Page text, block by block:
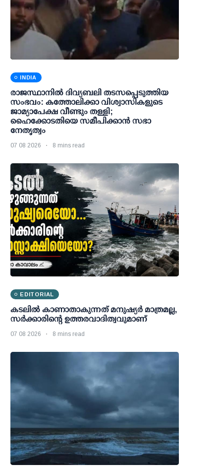
INDIA
രാജസ്ഥാനിൽ ദിവ്യബലി തടസപ്പെടുത്തിയ
സംഭവം: കത്തോലിക്കാ വിശ്വാസികളുടെ
ജാമ്യാപേക്ഷ വീണ്ടും തള്ളി;
ഹൈക്കോടതിയെ സമീപിക്കാൻ സഭാ
നേതൃത്വം
07 08 2026 8 mins read
EDITORIAL
കടലിൽ കാണാതാകുന്നത് മനുഷ്യർ മാത്രമല്ല,
സർക്കാരിന്റെ ഉത്തരവാദിത്വവുമാണ്
07 08 2026 8 mins read